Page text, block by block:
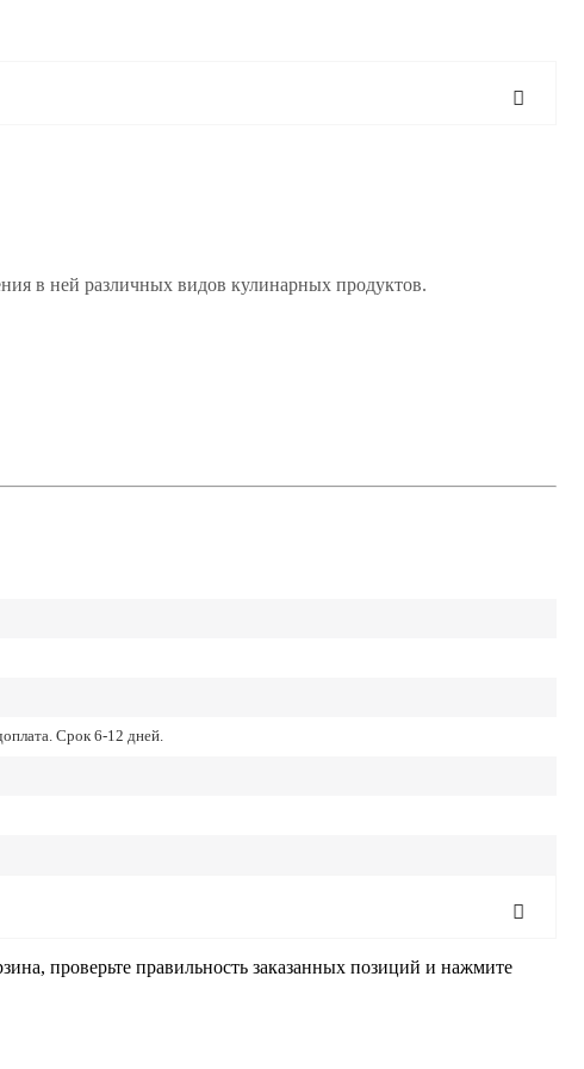
в ней различных видов кулинарных продуктов.
Срок 6-12 дней.
проверьте правильность заказанных позиций и нажмите